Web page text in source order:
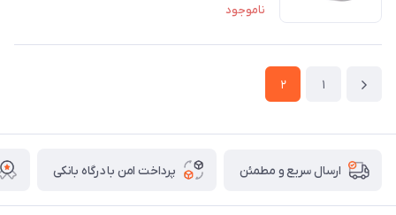
ناموجود
1
2
ارسال سریع و مطمئن پرداخت امن با درگاه بانکی